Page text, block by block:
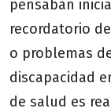
pensaban
recordatorio
o problemas
discapacidad
de salud es